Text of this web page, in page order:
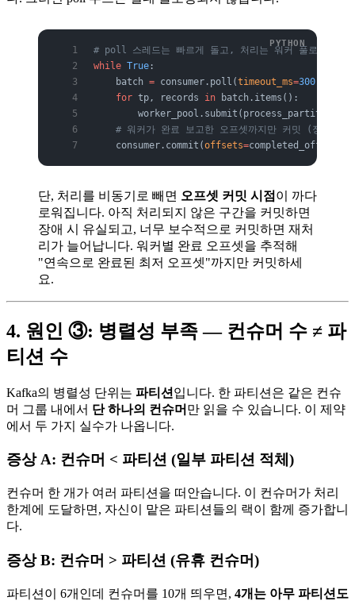
# poll 스레드는 빠르게 돌고, 처리는 워커 풀로 위임
while True :
    batch
= consumer.poll(timeout_ms=300
    for
tp, records in batch.items():
worker_pool.submit(process_partition,
# 워커가 완료 보고한 오프셋까지만 커밋 (정합성
    consumer.commit(
offsets=
단, 처리를 비동기로 빼면 오프셋 커밋 시점 이 까다
로워집니다. 아직 처리되지 않은 구간을 커밋하면
장애 시 유실되고, 너무 보수적으로 커밋하면 재처
리가 늘어납니다. 워커별 완료 오프셋을 추적해
"연속으로 완료된 최저 오프셋"까지만 커밋하세
요.
4. 원인 ③: 병렬성 부족 — 컨슈머 수 ≠ 파
티션 수
Kafka의 병렬성 단위는 파티션 입니다. 한 파티션은 같은 컨슈
머 그룹 내에서 단 하나의 컨슈머 만 읽을 수 있습니다. 이 제약
에서 두 가지 실수가 나옵니다.
증상 A: 컨슈머 < 파티션 (일부 파티션 적체)
컨슈머 한 개가 여러 파티션을 떠안습니다. 이 컨슈머가 처리
한계에 도달하면, 자신이 맡은 파티션들의 랙이 함께 증가합니
다.
증상 B: 컨슈머 > 파티션 (유휴 컨슈머)
파티션이 6개인데 컨슈머를 10개 띄우면, 4개는 아무 파티션도